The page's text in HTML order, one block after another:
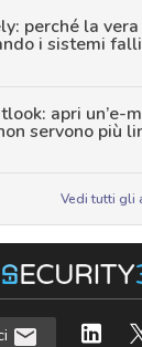
perché la vera
i sistemi
apri un’e-
servono più
Vedi tutti gli